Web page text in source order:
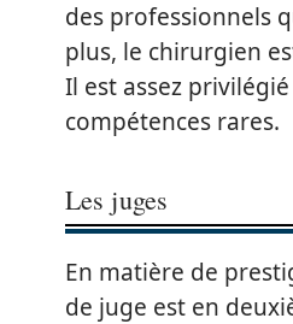
des professionnels
plus, le chirurgien
Il est assez
compétences rares.
Les juges
En matière de
de juge est en